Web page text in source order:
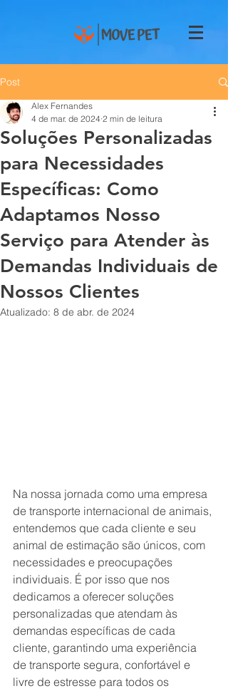
Post
Soluções Personalizadas
para Necessidades
Específicas: Como
Adaptamos Nosso
Serviço para Atender às
Demandas Individuais de
Nossos Clientes
Alex Fernandes
4 de mar. de 2024 2 min de leitura
Atualizado: 8 de abr. de 2024
Na nossa jornada como uma empresa
de transporte internacional de animais,
entendemos que cada cliente e seu
animal de estimação são únicos, com
necessidades e preocupações
individuais. É por isso que nos
dedicamos a oferecer soluções
personalizadas que atendam às
demandas específicas de cada
cliente, garantindo uma experiência
de transporte segura, confortável e
livre de estresse para todos os